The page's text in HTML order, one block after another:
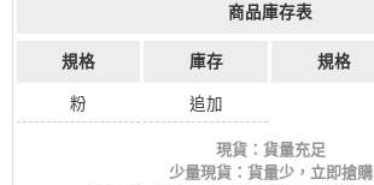
商品庫存表
規格 庫存 規格
粉 追加
現貨：貨量充足
少量現貨：貨量少，立即搶購